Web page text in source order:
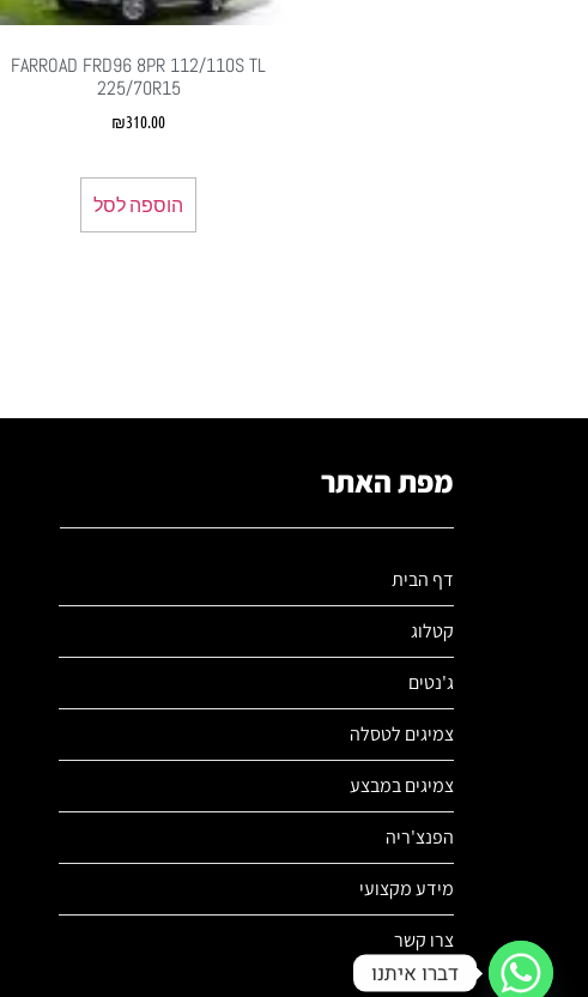
FARROAD FRD96 8PR 112/110S TL
225/70R15
₪310.00
הוספה לסל
מפת האתר
דף הבית
קטלוג
ג'נטים
צמיגים לטסלה
צמיגים במבצע
הפנצ'ריה
מידע מקצועי
צרו קשר
דברו איתנו